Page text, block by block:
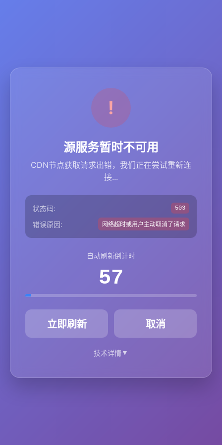
源服务暂时不可用
CDN节点获取请求出错，我们正在尝试重新连
接...
状态码: 503
错误原因: 网络超时或用户主动取消了请求
自动刷新倒计时
57
立即刷新 取消
技术详情▼